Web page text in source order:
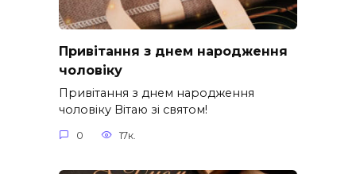
Привітання з днем народження
чоловіку
Привітання з днем народження
чоловіку Вітаю зі святом!
0 17к.